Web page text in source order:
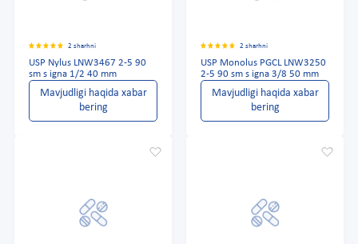
2 sharhni
USP Nylus LNW3467 2-5 90
sm s igna 1/2 40 mm
Mavjudligi haqida xabar
bering
2 sharhni
USP Monolus PGCL LNW3250
2-5 90 sm s igna 3/8 50 mm
Mavjudligi haqida xabar
bering